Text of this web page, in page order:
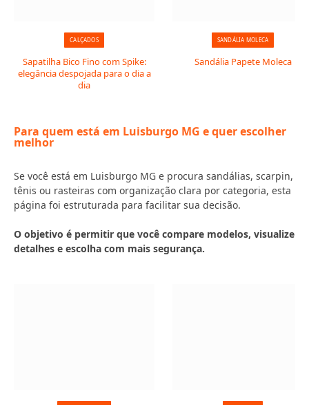
CALÇADOS
Sapatilha Bico Fino com Spike:
elegância despojada para o dia a
dia
SANDÁLIA MOLECA
Sandália Papete Moleca
Para quem está em Luisburgo MG e quer escolher
melhor
Se você está em Luisburgo MG e procura sandálias, scarpin,
tênis ou rasteiras com organização clara por categoria, esta
página foi estruturada para facilitar sua decisão.
O objetivo é permitir que você compare modelos, visualize
detalhes e escolha com mais segurança.